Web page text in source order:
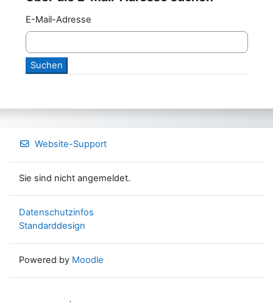
E-Mail-Adresse
Website-Support
Sie sind nicht angemeldet.
Datenschutzinfos
Standarddesign
Powered by Moodle